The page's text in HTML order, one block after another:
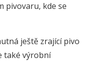
pivovaru, kde se
ještě zrající pivo
také výrobní